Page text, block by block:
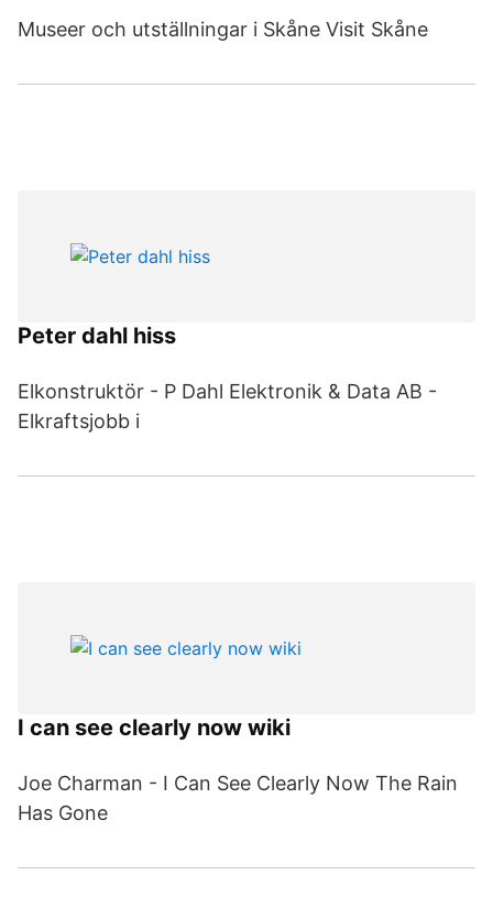
Museer och utställningar i Skåne Visit Skåne
Peter dahl hiss
Elkonstruktör - P Dahl Elektronik & Data AB -
Elkraftsjobb i
I can see clearly now wiki
Joe Charman - I Can See Clearly Now The Rain
Has Gone